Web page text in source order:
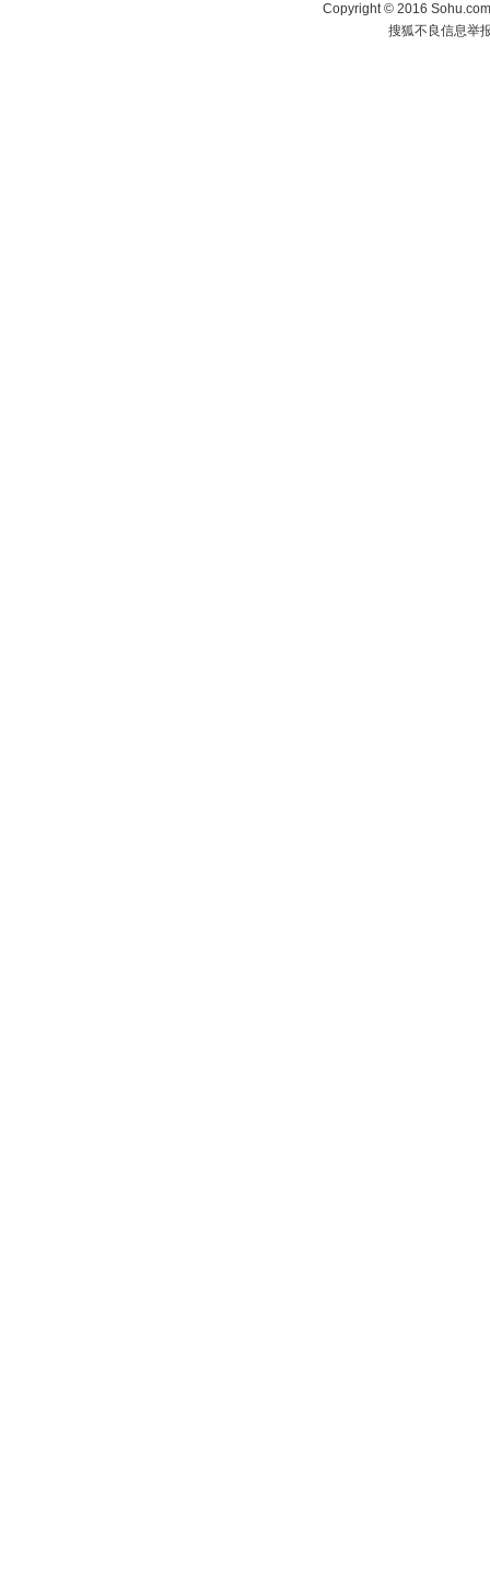
Copyright©2016
搜狐不良信息举